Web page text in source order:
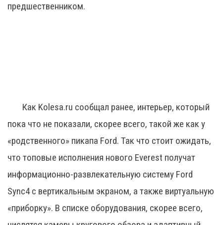
предшественником.
Как Kolesa.ru сообщал ранее, интерьер, который
пока что не показали, скорее всего, такой же как у
«родственного» пикапа Ford. Так что стоит ожидать,
что топовые исполнения нового Everest получат
информационно-развлекательную систему Ford
Sync4 с вертикальным экраном, а также виртуальную
«приборку». В списке оборудования, скорее всего,